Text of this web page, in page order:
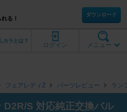
る！
ダウンロード
メニュー
ログイン
カラとは？
フェアレディZ パーツレビュー ラン
D2R/S 対応純正交換バル